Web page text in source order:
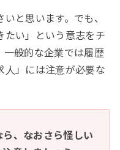
と思います。でも、
たい」という意志をチ
一般的な企業では履歴
人」には注意が必要な
、なおさら怪しい